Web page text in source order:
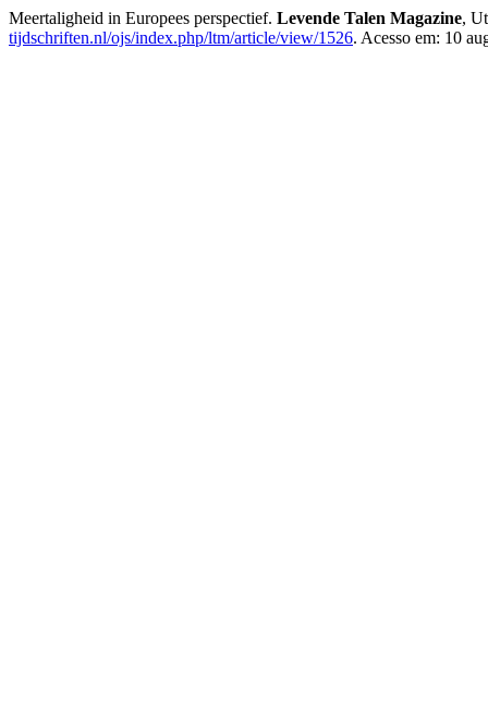
Meertaligheid in Europees perspectief. Levende Talen Magazine,
tijdschriften.nl/ojs/index.php/ltm/article/view/1526. Acesso em: 10